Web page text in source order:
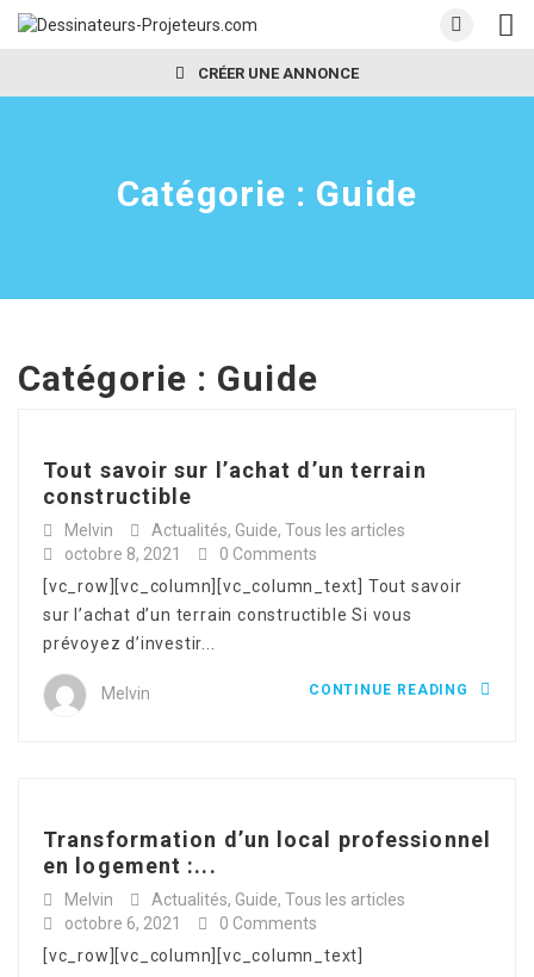
CRÉER UNE ANNONCE
Catégorie : Guide
Catégorie : Guide
Tout savoir sur l’achat d’un terrain
constructible
Melvin Actualités, Guide, Tous les articles
octobre 8, 2021
0 Comments
[vc_row][vc_column][vc_column_text] Tout savoir
sur l’achat d’un terrain constructible Si vous
prévoyez d’investir...
Melvin CONTINUE READING
Transformation d’un local professionnel
en logement :...
Melvin Actualités, Guide, Tous les articles
octobre 6, 2021
0 Comments
[vc_row][vc_column][vc_column_text]